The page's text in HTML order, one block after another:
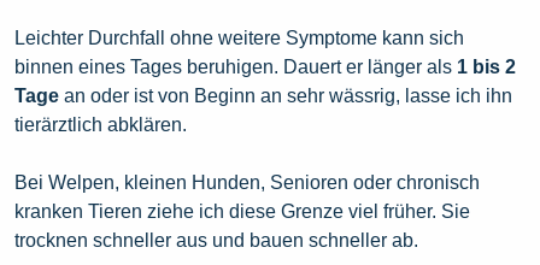
Leichter Durchfall ohne weitere Symptome kann sich
binnen eines Tages beruhigen. Dauert er länger als 1 bis 2
Tage an oder ist von Beginn an sehr wässrig, lasse ich ihn
tierärztlich abklären.
Bei Welpen, kleinen Hunden, Senioren oder chronisch
kranken Tieren ziehe ich diese Grenze viel früher. Sie
trocknen schneller aus und bauen schneller ab.